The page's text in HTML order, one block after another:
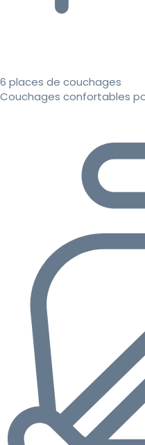
6 places de couchages
Couchages confortables